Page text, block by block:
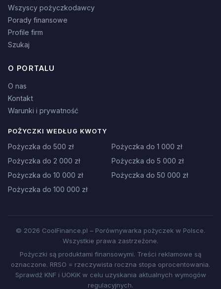
Wszyscy pożyczkodawcy
Porady finansowe
Profile firm
Szukaj
O PORTALU
O nas
Kontakt
Warunki i prywatność
POŻYCZKI WEDŁUG KWOTY
Pożyczka do 500 zł
Pożyczka do 1 000 zł
Pożyczka do 2 000 zł
Pożyczka do 5 000 zł
Pożyczka do 10 000 zł
Pożyczka do 50 000 zł
Pożyczka do 100 000 zł
© 2026 CoolFinance.pl – Porównywarka pożyczek w Polsce.
Wszystkie prawa zastrzeżone.
Pożyczki są produktami finansowymi. Treści reklamowe są
oznaczone. RRSO = rzeczywista roczna stopa oprocentowania.
Sprawdź KNF i UOKiK w celu uzyskania aktualnych wymogów
regulacyjnych.